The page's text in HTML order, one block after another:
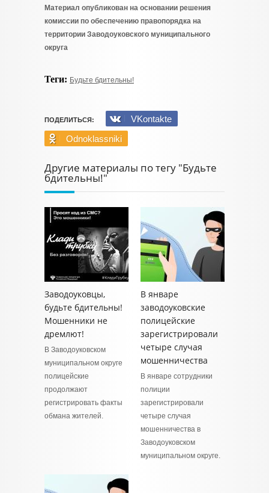
Материал опубликован на основании решения
комиссии по обеспечению правопорядка на
территории Заводоуковского муниципального
округа
Теги: Будьте бдительны!
ПОДЕЛИТЬСЯ:
VKontakte
Odnoklassniki
Другие материалы по тегу "Будьте
бдительны!"
Заводоуковцы,
будьте бдительны!
Мошенники не
дремлют!
В Заводоуковском
муниципальном округе
полицейские
продолжают
регистрировать факты
обмана жителей.
В январе
заводоуковские
полицейские
зарегистрировали
четыре случая
мошенничества
В январе сотрудники
полиции
зарегистрировали
четыре случая
мошенничества в
Заводоуковском
муниципальном округе.